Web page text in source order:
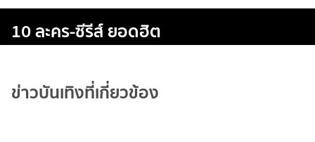
10 ละคร-ซีรีส์ ยอดฮิต
ข่าวบันเทิงที่เกี่ยวข้อง